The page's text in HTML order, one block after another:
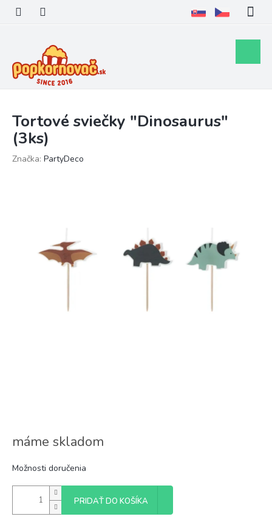
Prejsť
obsah
košík
Tortové sviečky "Dinosaurus"
(3ks)
Značka: PartyDeco
máme skladom
Možnosti doručenia
PRIDAŤ DO KOŠÍKA